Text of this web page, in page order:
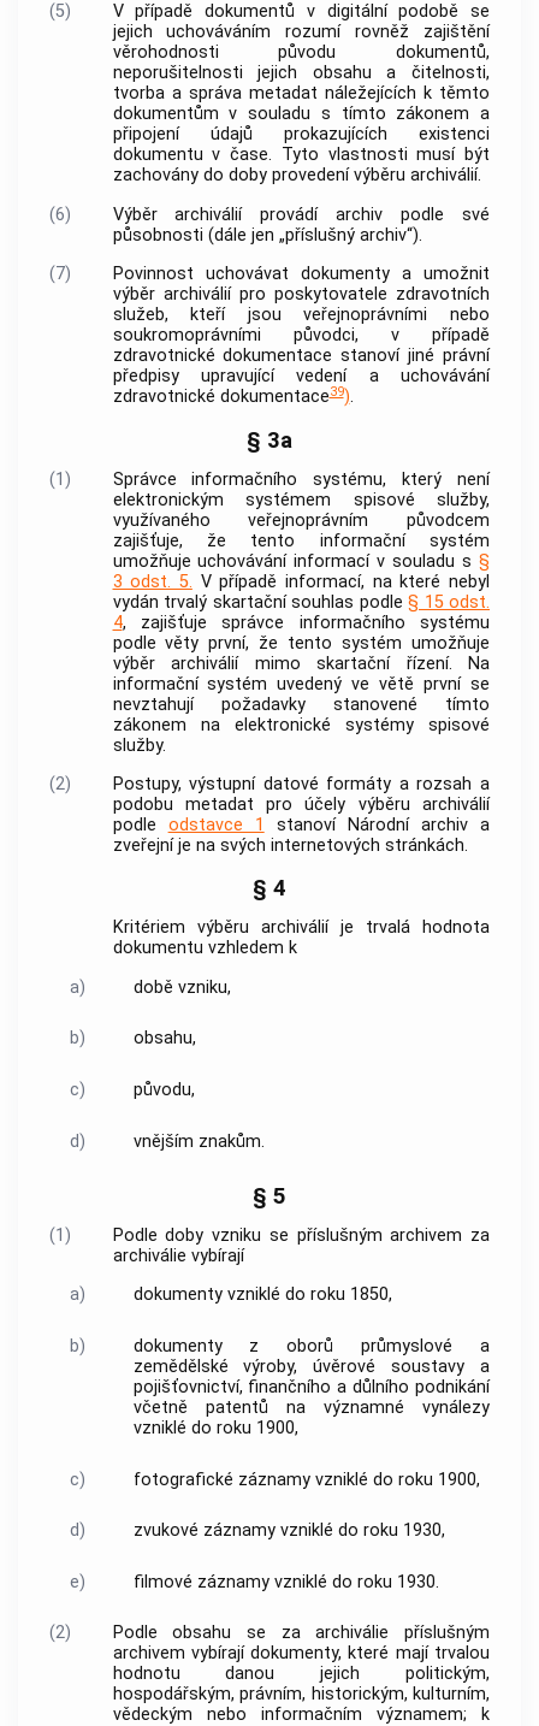
(5)
V případě dokumentů v digitální podobě se
jejich uchováváním rozumí rovněž zajištění
věrohodnosti původu dokumentů,
neporušitelnosti jejich obsahu a čitelnosti,
tvorba a správa metadat náležejících k těmto
dokumentům v souladu s tímto zákonem a
připojení údajů prokazujících existenci
dokumentu v čase. Tyto vlastnosti musí být
zachovány do doby provedenívýběru archiválií.
(6)
Výběr archiváliíprovádíarchiv podle své
působnosti (dále jen „příslušný archiv“).
(7)
Povinnost uchovávat dokumentya umožnit
výběr archiváliípro poskytovatele zdravotních
služeb, kteří jsou veřejnoprávními nebo
soukromoprávními původci, v případě
zdravotnické dokumentace stanoví jiné právní
předpisy upravující vedení a uchovávání
zdravotnické dokumentace39).
§ 3a
(1)
Správce informačního systému, který není
elektronickým systémem spisové služby,
využívaného veřejnoprávním původcem
zajišťuje, že tento informační systém
umožňuje uchovávání informací v souladu s §
3 odst. 5. V případě informací, na které nebyl
vydán trvalý skartační souhlas podle § 15 odst.
4, zajišťuje správce informačního systému
podle věty první, že tento systém umožňuje
výběr archiváliímimo skartační řízení. Na
informační systém uvedený ve větě první se
nevztahují požadavky stanovené tímto
zákonem na elektronické systémy spisové
služby.
(2)
Postupy, výstupní datové formáty a rozsah a
podobu metadat pro účely výběru archiválií
podle odstavce 1 stanoví Národní archiva
zveřejní je na svých internetových stránkách.
§ 4
Kritériem výběru archiváliíje trvalá hodnota
dokumentu vzhledem k
a)
době vzniku,
b) obsahu,
c) původu,
d) vnějším znakům.
§ 5
(1) Podle doby vzniku se příslušnýmarchivem za
archiválie vybírají
a)
dokumentyvzniklé do roku 1850,
b) dokumentyz oborů průmyslové a
zemědělské výroby, úvěrové soustavy a
pojišťovnictví, finančního a důlního podnikání
včetně patentů na významné vynálezy
vzniklé do roku 1900,
c) fotografické záznamy vzniklé do roku 1900,
d) zvukové záznamy vzniklé do roku 1930,
e) filmové záznamy vzniklé do roku 1930.
(2) Podle obsahu se zaarchiválie příslušným
archivem vybírajídokumenty, které mají trvalou
hodnotu danou jejich politickým,
hospodářským, právním, historickým, kulturním,
vědeckým nebo informačním významem; k